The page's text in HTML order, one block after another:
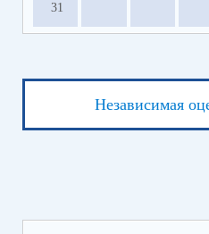
31
Независимая